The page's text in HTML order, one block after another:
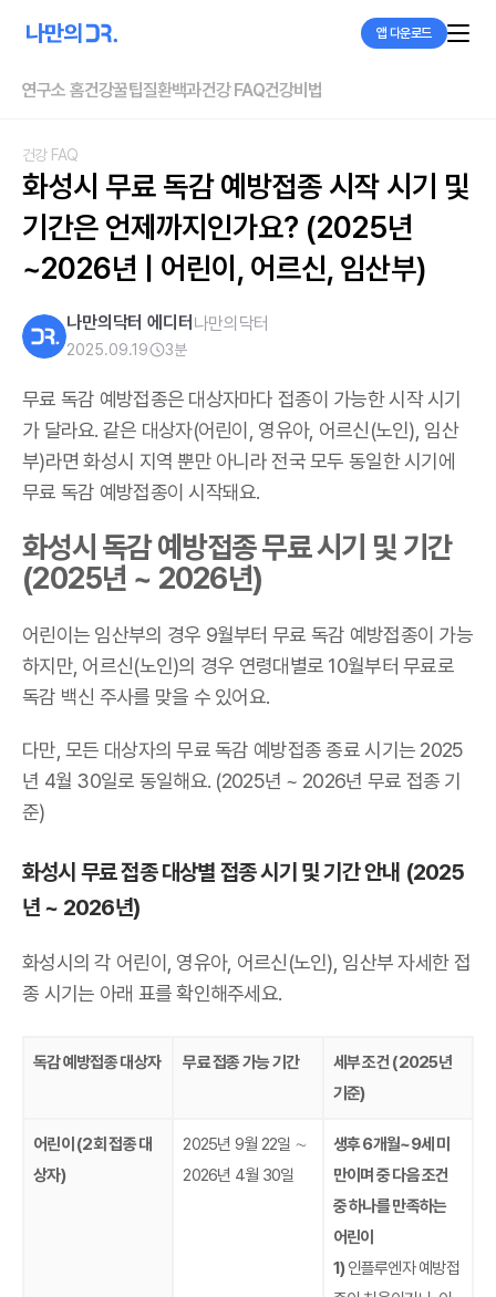
앱 다운로드
연구소 홈건강꿀팁질환백과건강 FAQ건강비법
건강 FAQ
화성시 무료 독감 예방접종 시작 시기 및
기간은 언제까지인가요? (2025년
~2026년 | 어린이, 어르신, 임산부)
나만의닥터 에디터 나만의닥터
2025.09.19 3분
무료 독감 예방접종은 대상자마다 접종이 가능한 시작 시기
가 달라요. 같은 대상자(어린이, 영유아, 어르신(노인), 임산
부)라면 화성시 지역 뿐만 아니라 전국 모두 동일한 시기에
무료 독감 예방접종이 시작돼요.
화성시 독감 예방접종 무료 시기 및 기간
(2025년 ~ 2026년)
어린이는 임산부의 경우 9월부터 무료 독감 예방접종이 가능
하지만, 어르신(노인)의 경우 연령대별로 10월부터 무료로
독감 백신 주사를 맞을 수 있어요.
다만, 모든 대상자의 무료 독감 예방접종 종료 시기는 2025
년 4월 30일로 동일해요. (2025년 ~ 2026년 무료 접종 기
준)
화성시 무료 접종 대상별 접종 시기 및 기간 안내 (2025
년 ~ 2026년)
화성시의 각 어린이, 영유아, 어르신(노인), 임산부 자세한 접
종 시기는 아래 표를 확인해주세요.
독감 예방접종 대상자 무료 접종 가능 기간
세부 조건 (2025년
기준)
어린이 (2회 접종 대
상자)
2025년 9월 22일 ∼
2026년 4월 30일
생후 6개월~9세 미
만이며 중 다음 조건
중 하나를 만족하는
어린이
1)인플루엔자 예방접